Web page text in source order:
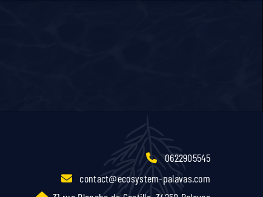
0622905545
contact@ecosystem-palavas.com